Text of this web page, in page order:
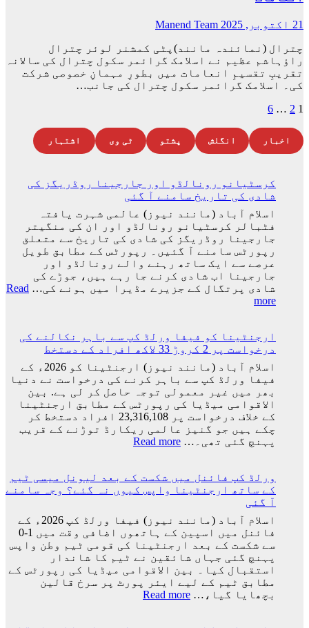
21 اکتوبر, 2025
Manend Team
چترال (نمائندہ مانند)پٹی کمشنر لوئر چترال
راؤہاشم عظیم نے اسلامک گرائمر سکول چترال کی سالانہ
تقریبِ تقسیمِ انعامات میں بطورِ مہمانِ خصوصی شرکت
کی۔ اسلامک گرائمر سکول چترال کی جانب…
Posts
pagination
1
2
…
6
اخبار انگلش پشتو ٹی وی اشتہار
کرسٹیانو رونالڈو اور جارجینا روڈریگز کی
شادی کی تاریخ سامنے آ گئی
اسلام آباد (مانند نیوز) عالمی شہرت یافتہ
فٹبالر کرسٹیانو رونالڈو اور ان کی منگیتر
جارجینا روڈریگز کی شادی کی تاریخ سے متعلق
رپورٹس سامنے آ گئیں۔ رپورٹس کے مطابق طویل
عرصے سے ایک ساتھ رہنے والے رونالڈو اور
جارجینا اب شادی کرنے جا رہے ہیں، جوڑے کی
شادی پرتگال کے جزیرے مڈیرا میں ہونے کی… Read
more
:
اور
جارجینا
روڈریگز
کی
شادی
کی
تاریخ
سامنے
آ
گئی
ارجنٹینا کو فیفا ورلڈ کپ سے باہر نکالنے کی
درخواست پر 2 کروڑ 33 لاکھ افراد کے دستخط
اسلام آباد (مانند نیوز) ارجنٹینا کو 2026ء کے
فیفا ورلڈ کپ سے باہر کرنے کی درخواست نے دنیا
بھر میں غیر معمولی توجہ حاصل کر لی ہے. بین
الاقوامی میڈیا کی رپورٹس کے مطابق ارجنٹینا
کے خلاف درخواست پر 23,316,108 افراد دستخط کر
چکے ہیں جو گنیز عالمی ریکارڈ توڑنے کے قریب
پہنچ گئی تھی۔… Read more
:
فیفا
ورلڈ
باہر
نکالنے
کی
درخواست
پر
2
ورلڈ کپ فائنل میں شکست کے بعد لیونل میسی ٹیم
کے ساتھ ارجنٹینا واپس کیوں نہ گئے؟ وجہ سامنے
آ گئی
اسلام آباد (مانند نیوز) فیفا ورلڈ کپ 2026ء کے
فائنل میں اسپین کے ہاتھوں اضافی وقت میں 1-0
سے شکست کے بعد ارجنٹینا کی قومی ٹیم وطن واپس
پہنچ گئی جہاں شائقین نے ٹیم کا شاندار
استقبال کیا۔ بین الاقوامی میڈیا کی رپورٹس کے
مطابق ٹیم کے لیے ایئر پورٹ پر سرخ قالین
بچھایا گیا،… Read more
: